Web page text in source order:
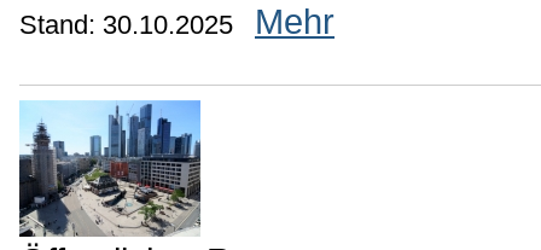
Stand: 30.10.2025 Mehr